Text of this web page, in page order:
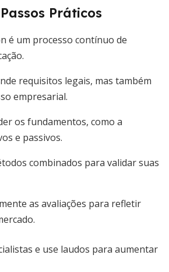
Práticos
é um processo contínuo de
requisitos legais, mas também
empresarial.
os fundamentos, como a
e passivos.
combinados para validar suas
as avaliações para refletir
e use laudos para aumentar